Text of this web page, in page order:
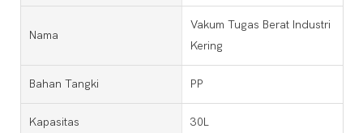
Nama
Vakum Tugas Berat Industri
Kering
Bahan Tangki PP
Kapasitas 30L